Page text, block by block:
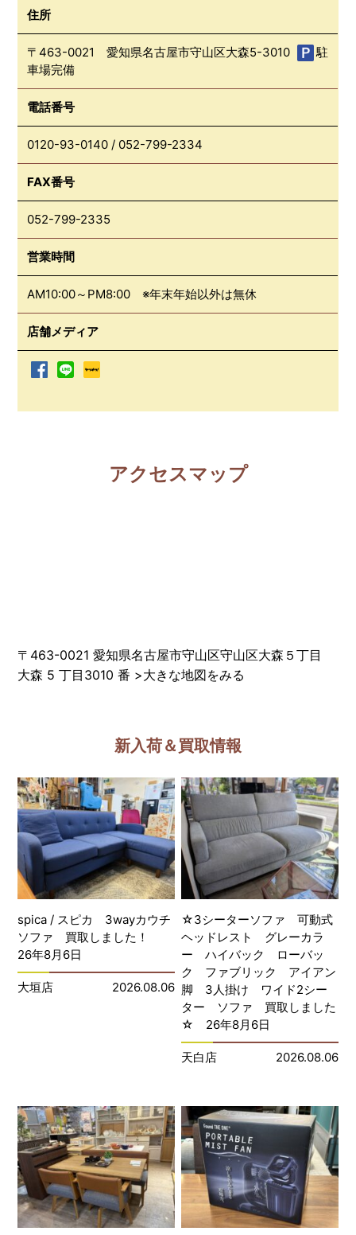
住所
〒463-0021 愛知県名古屋市守山区大森5-3010
駐
車場完備
電話番号
0120-93-0140 / 052-799-2334
FAX番号
052-799-2335
営業時間
AM10:00～PM8:00 ※年末年始以外は無休
店舗メディア
アクセスマップ
〒463-0021 愛知県名古屋市守山区守山区大森５丁目
大森 5 丁目3010 番 >大きな地図をみる
新入荷＆買取情報
spica / スピカ 3wayカウチ
ソファ 買取しました！
26年8月6日
大垣店 2026.08.06
☆3シーターソファ 可動式
ヘッドレスト グレーカラ
ー ハイバック ローバッ
ク ファブリック アイアン
脚 3人掛け ワイド2シー
ター ソファ 買取しました
☆ 26年8月6日
天白店 2026.08.06